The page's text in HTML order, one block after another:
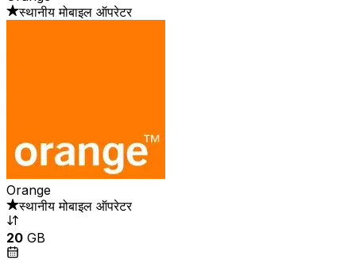
स्थानीय मोबाइल ऑपरेटर
Orange
स्थानीय मोबाइल ऑपरेटर
20 GB